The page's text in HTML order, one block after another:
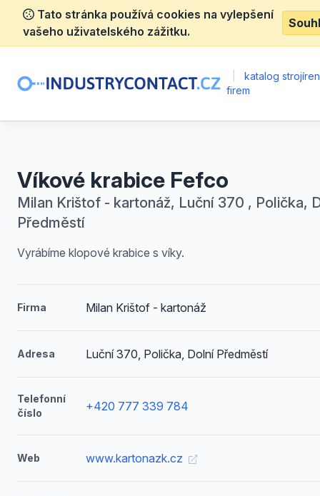
Tato stránka používá cookies na vylepšení
vašeho uživatelského zážitku.
katalog
firem
Víkové krabice Fefco
Milan Krištof - kartonáž, Luční 370 , Polička,
Předměstí
Vyrábíme klopové krabice s víky.
Firma Milan Krištof - kartonáž
Adresa Luční 370, Polička, Dolní Předměstí
Telefonní
číslo
+420 777 339 784
Web www.kartonazk.cz